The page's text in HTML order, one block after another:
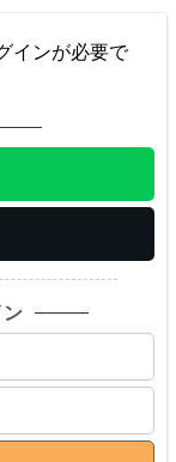
インが必要で